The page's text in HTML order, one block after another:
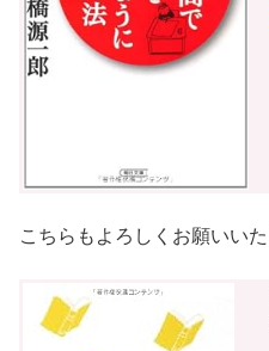
こちらもよろしくお願いいた